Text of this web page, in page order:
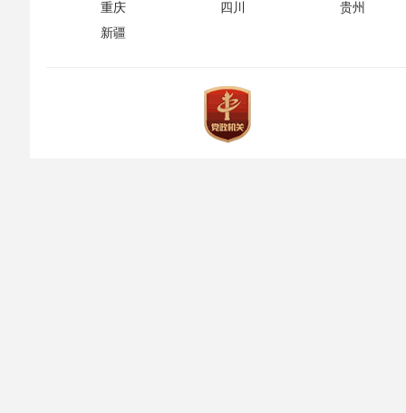
重庆
四川
贵州
新疆